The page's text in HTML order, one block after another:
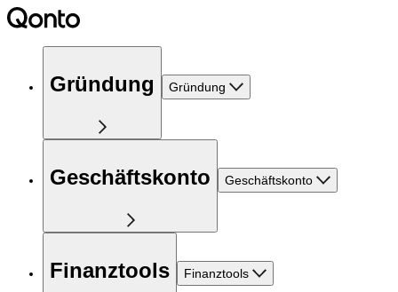
Gründung Gründung
Geschäftskonto Geschäftskonto
Finanztools Finanztools